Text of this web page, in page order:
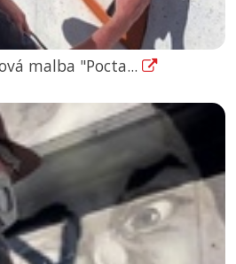
malba "Pocta...